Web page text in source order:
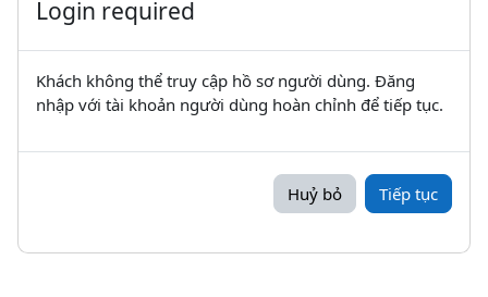
Login required
Khách không thể truy cập hồ sơ người dùng. Đăng
nhập với tài khoản người dùng hoàn chỉnh để tiếp tục.
Huỷ bỏ Tiếp tục